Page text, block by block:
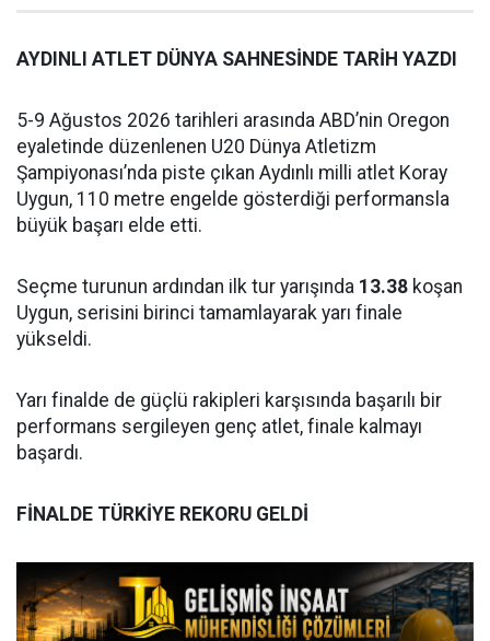
AYDINLI ATLET DÜNYA SAHNESİNDE TARİH YAZDI
5-9 Ağustos 2026 tarihleri arasında ABD’nin Oregon
eyaletinde düzenlenen U20 Dünya Atletizm
Şampiyonası’nda piste çıkan Aydınlı milli atlet Koray
Uygun, 110 metre engelde gösterdiği performansla
büyük başarı elde etti.
Seçme turunun ardından ilk tur yarışında 13.38 koşan
Uygun, serisini birinci tamamlayarak yarı finale
yükseldi.
Yarı finalde de güçlü rakipleri karşısında başarılı bir
performans sergileyen genç atlet, finale kalmayı
başardı.
FİNALDE TÜRKİYE REKORU GELDİ